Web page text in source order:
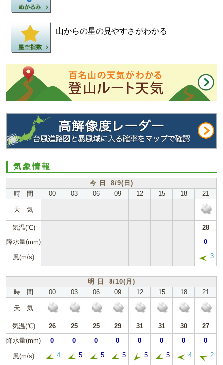
山からの星の見やすさがわかる
気象情報
今 日 8/9(日)
時 間
00 03 06 09 12 15 18 21
天 気
気温(℃)
28
降水量(mm)
0
風(m/s) 3
明 日 8/10(月)
時 間
00 03 06 09 12 15 18 21
天 気
気温(℃) 26 25 25 29 31 31 30
27
降水量(mm)
0 0 0 0 0 0 0 0
風(m/s) 4 5 5 5 5 5 4 2